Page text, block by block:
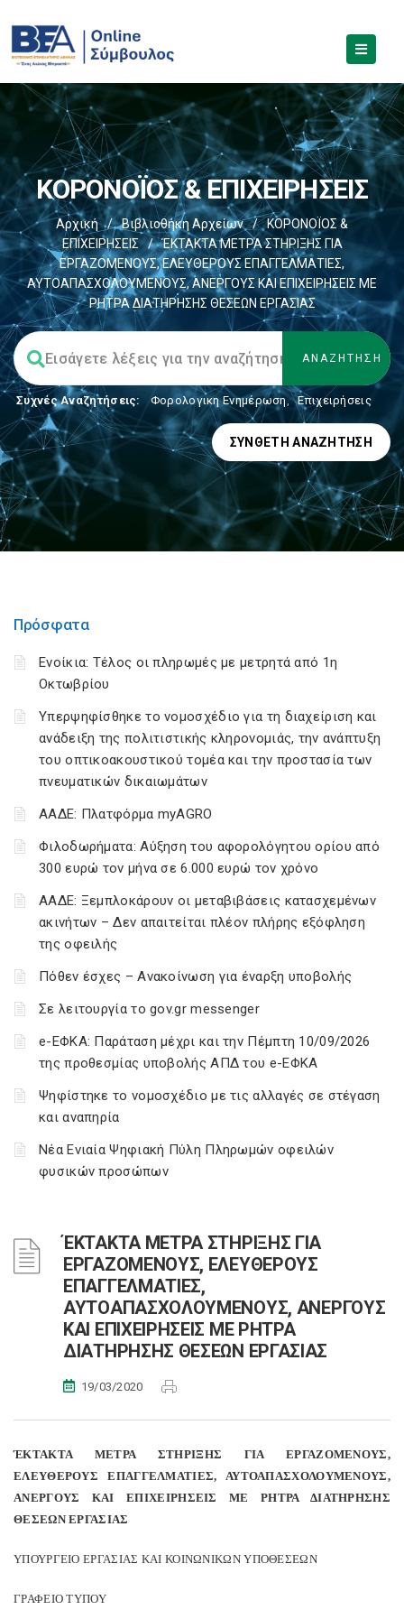
ΚΟΡΟΝΟΪΟΣ & ΕΠΙΧΕΙΡΗΣΕΙΣ
Αρχική / Βιβλιοθήκη Αρχείων /
ΚΟΡΟΝΟΪΟΣ &
ΕΠΙΧΕΙΡΗΣΕΙΣ
/
ΈΚΤΑΚΤΑ ΜΕΤΡΑ ΣΤΗΡΙΞΗΣ ΓΙΑ
ΕΡΓΑΖΟΜΕΝΟΥΣ, ΕΛΕΥΘΕΡΟΥΣ ΕΠΑΓΓΕΛΜΑΤΙΕΣ,
ΑΥΤΟΑΠΑΣΧΟΛΟΥΜΕΝΟΥΣ, ΑΝΕΡΓΟΥΣ ΚΑΙ ΕΠΙΧΕΙΡΗΣΕΙΣ ΜΕ
ΡΗΤΡΑ ΔΙΑΤΗΡΗΣΗΣ ΘΕΣΕΩΝ ΕΡΓΑΣΙΑΣ
Συχνές Αναζητήσεις: Φορολογικη Ενημέρωση, Επιχειρήσεις
ΣΎΝΘΕΤΗ ΑΝΑΖΉΤΗΣΗ
Πρόσφατα
Ενοίκια: Τέλος οι πληρωμές με μετρητά από 1η
Οκτωβρίου
Υπερψηφίσθηκε το νομοσχέδιο για τη διαχείριση και
ανάδειξη της πολιτιστικής κληρονομιάς, την ανάπτυξη
του οπτικοακουστικού τομέα και την προστασία των
πνευματικών δικαιωμάτων
ΑΑΔΕ: Πλατφόρμα myAGRO
Φιλοδωρήματα: Αύξηση του αφορολόγητου ορίου από
300 ευρώ τον μήνα σε 6.000 ευρώ τον χρόνο
ΑΑΔΕ: Ξεμπλοκάρουν οι μεταβιβάσεις κατασχεμένων
ακινήτων – Δεν απαιτείται πλέον πλήρης εξόφληση
της οφειλής
Πόθεν έσχες – Ανακοίνωση για έναρξη υποβολής
Σε λειτουργία το gov.gr messenger
e-ΕΦΚΑ: Παράταση μέχρι και την Πέμπτη 10/09/2026
της προθεσμίας υποβολής ΑΠΔ του e-ΕΦΚΑ
Ψηφίστηκε το νομοσχέδιο με τις αλλαγές σε στέγαση
και αναπηρία
Νέα Ενιαία Ψηφιακή Πύλη Πληρωμών οφειλών
φυσικών προσώπων
ΈΚΤΑΚΤΑ ΜΕΤΡΑ ΣΤΗΡΙΞΗΣ ΓΙΑ
ΕΡΓΑΖΟΜΕΝΟΥΣ, ΕΛΕΥΘΕΡΟΥΣ
ΕΠΑΓΓΕΛΜΑΤΙΕΣ,
ΑΥΤΟΑΠΑΣΧΟΛΟΥΜΕΝΟΥΣ, ΑΝΕΡΓΟΥΣ
ΚΑΙ ΕΠΙΧΕΙΡΗΣΕΙΣ ΜΕ ΡΗΤΡΑ
ΔΙΑΤΗΡΗΣΗΣ ΘΕΣΕΩΝ ΕΡΓΑΣΙΑΣ
19/03/2020
ΈΚΤΑΚΤΑ ΜΕΤΡΑ ΣΤΗΡΙΞΗΣ ΓΙΑ ΕΡΓΑΖΟΜΕΝΟΥΣ,
ΕΛΕΥΘΕΡΟΥΣ ΕΠΑΓΓΕΛΜΑΤΙΕΣ, ΑΥΤΟΑΠΑΣΧΟΛΟΥΜΕΝΟΥΣ,
ΑΝΕΡΓΟΥΣ ΚΑΙ ΕΠΙΧΕΙΡΗΣΕΙΣ ΜΕ ΡΗΤΡΑ ΔΙΑΤΗΡΗΣΗΣ
ΘΕΣΕΩΝ ΕΡΓΑΣΙΑΣ
ΥΠΟΥΡΓΕΙΟ EΡΓΑΣΙΑΣ ΚΑΙ ΚΟΙΝΩΝΙΚΩΝ ΥΠΟΘΕΣΕΩΝ
ΓΡΑΦΕΙΟ ΤΥΠΟΥ